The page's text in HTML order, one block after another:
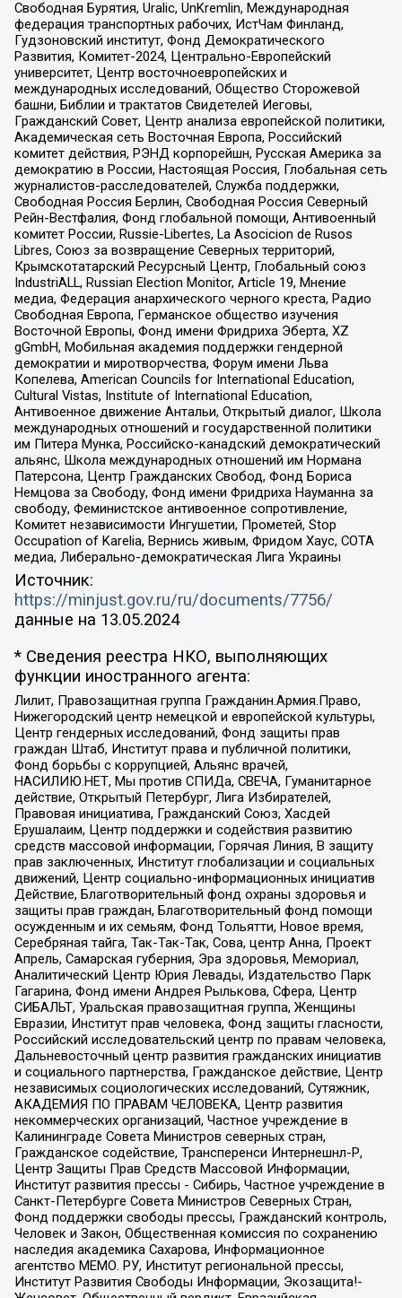
Свободная Бурятия, Uralic, UnKremlin, Международная
федерация транспортных рабочих, ИстЧам Финланд,
Гудзоновский институт, Фонд Демократического
Развития, Комитет-2024, Центрально-Европейский
университет, Центр восточноевропейских и
международных исследований, Общество Сторожевой
башни, Библии и трактатов Свидетелей Иеговы,
Гражданский Совет, Центр анализа европейской политики,
Академическая сеть Восточная Европа, Российский
комитет действия, РЭНД корпорейшн, Русская Америка за
демократию в России, Настоящая Россия, Глобальная сеть
журналистов-расследователей, Служба поддержки,
Свободная Россия Берлин, Свободная Россия Северный
Рейн-Вестфалия, Фонд глобальной помощи, Антивоенный
комитет России, Russie-Libertes, La Asocicion de Rusos
Libres, Союз за возвращение Северных территорий,
Крымскотатарский Ресурсный Центр, Глобальный союз
IndustriALL, Russian Election Monitor, Article 19, Мнение
медиа, Федерация анархического черного креста, Радио
Свободная Европа, Германское общество изучения
Восточной Европы, Фонд имени Фридриха Эберта, XZ
gGmbH, Мобильная академия поддержки гендерной
демократии и миротворчества, Форум имени Льва
Копелева, American Councils for International Education,
Cultural Vistas, Institute of International Education,
Антивоенное движение Антальи, Открытый диалог, Школа
международных отношений и государственной политики
им Питера Мунка, Российско-канадский демократический
альянс, Школа международных отношений им Нормана
Патерсона, Центр Гражданских Свобод, Фонд Бориса
Немцова за Свободу, Фонд имени Фридриха Науманна за
свободу, Феминистское антивоенное сопротивление,
Комитет независимости Ингушетии, Прометей, Stop
Occupation of Karelia, Вернись живым, Фридом Хаус, СОТА
медиа, Либерально-демократическая Лига Украины
Источник:
https://minjust.gov.ru/ru/documents/7756/
данные на 13.05.2024
* Сведения реестра НКО, выполняющих
функции иностранного агента:
Лилит, Правозащитная группа Гражданин.Армия.Право,
Нижегородский центр немецкой и европейской культуры,
Центр гендерных исследований, Фонд защиты прав
граждан Штаб, Институт права и публичной политики,
Фонд борьбы с коррупцией, Альянс врачей,
НАСИЛИЮ.НЕТ, Мы против СПИДа, СВЕЧА, Гуманитарное
действие, Открытый Петербург, Лига Избирателей,
Правовая инициатива, Гражданский Союз, Хасдей
Ерушалаим, Центр поддержки и содействия развитию
средств массовой информации, Горячая Линия, В защиту
прав заключенных, Институт глобализации и социальных
движений, Центр социально-информационных инициатив
Действие, Благотворительный фонд охраны здоровья и
защиты прав граждан, Благотворительный фонд помощи
осужденным и их семьям, Фонд Тольятти, Новое время,
Серебряная тайга, Так-Так-Так, Сова, центр Анна, Проект
Апрель, Самарская губерния, Эра здоровья, Мемориал,
Аналитический Центр Юрия Левады, Издательство Парк
Гагарина, Фонд имени Андрея Рылькова, Сфера, Центр
СИБАЛЬТ, Уральская правозащитная группа, Женщины
Евразии, Институт прав человека, Фонд защиты гласности,
Российский исследовательский центр по правам человека,
Дальневосточный центр развития гражданских инициатив
и социального партнерства, Гражданское действие, Центр
независимых социологических исследований, Сутяжник,
АКАДЕМИЯ ПО ПРАВАМ ЧЕЛОВЕКА, Центр развития
некоммерческих организаций, Частное учреждение в
Калининграде Совета Министров северных стран,
Гражданское содействие, Трансперенси Интернешнл-Р,
Центр Защиты Прав Средств Массовой Информации,
Институт развития прессы - Сибирь, Частное учреждение в
Санкт-Петербурге Совета Министров Северных Стран,
Фонд поддержки свободы прессы, Гражданский контроль,
Человек и Закон, Общественная комиссия по сохранению
наследия академика Сахарова, Информационное
агентство МЕМО. РУ, Институт региональной прессы,
Институт Развития Свободы Информации, Экозащита!-